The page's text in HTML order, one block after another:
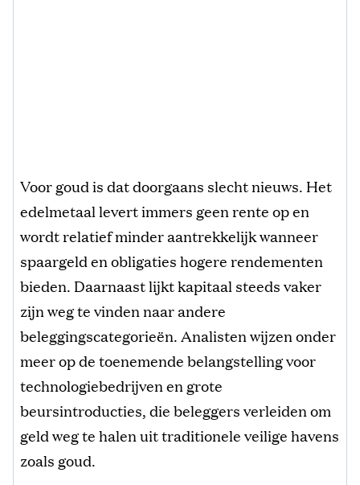
Voor goud is dat doorgaans slecht nieuws. Het
edelmetaal levert immers geen rente op en
wordt relatief minder aantrekkelijk wanneer
spaargeld en obligaties hogere rendementen
bieden. Daarnaast lijkt kapitaal steeds vaker
zijn weg te vinden naar andere
beleggingscategorieën. Analisten wijzen onder
meer op de toenemende belangstelling voor
technologiebedrijven en grote
beursintroducties, die beleggers verleiden om
geld weg te halen uit traditionele veilige havens
zoals goud.